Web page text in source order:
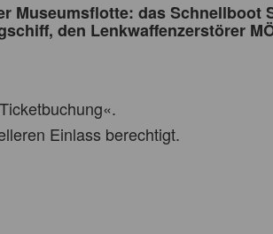
Museumsflotte: das Schnellboot
den Lenkwaffenzerstörer
Einlass berechtigt.